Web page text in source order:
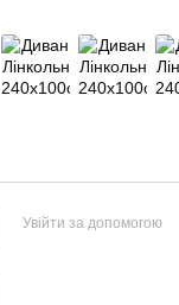
Увійти за допомогою